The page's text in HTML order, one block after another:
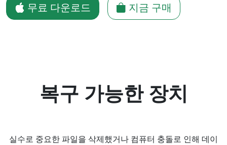
무료 다운로드 지금 구매
복구 가능한 장치
실수로 중요한 파일을 삭제했거나 컴퓨터 충돌로 인해 데이